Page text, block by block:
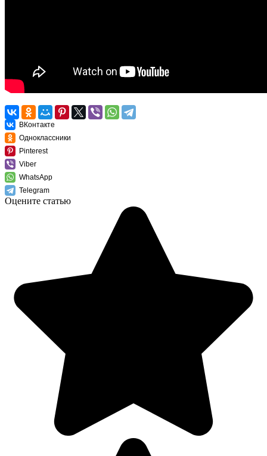
ВКонтакте
Одноклассники
Pinterest
Viber
WhatsApp
Telegram
Оцените статью